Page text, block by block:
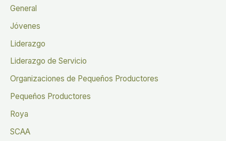
General
Jóvenes
Liderazgo
Liderazgo de Servicio
Organizaciones de Pequeños Productores
Pequeños Productores
Roya
SCAA